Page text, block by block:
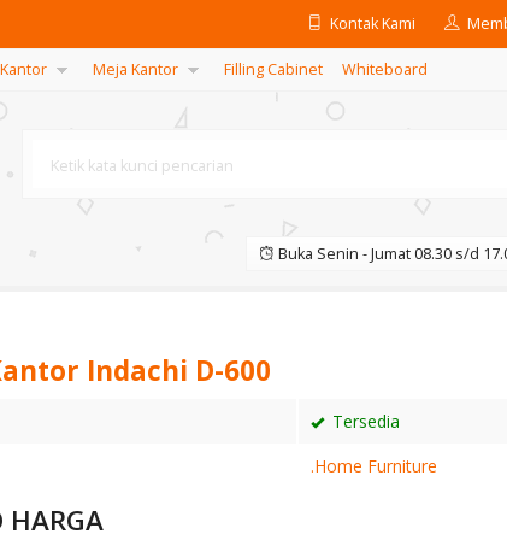
Kontak Kami
Meja Kantor Filling Cabinet Whiteboard
Buka Senin - Jumat 08.30 s/d
Indachi D-600
Tersedia
.Home Furniture
HARGA